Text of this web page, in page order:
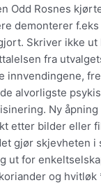
Odd Rosnes
demonterer
Skriver ikke
fra
innvendingene,
alvorligste
Ny
etter bilder eller
gjør skjevheten
ut for
og hvitløk